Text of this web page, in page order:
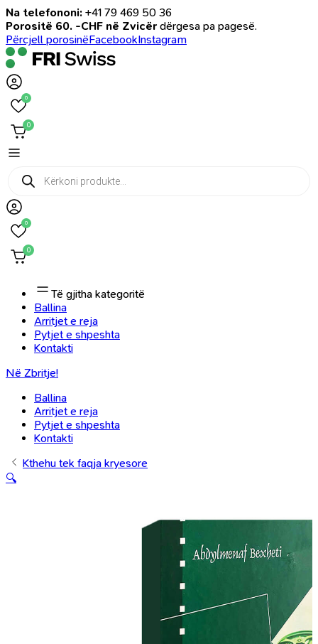
Na telefononi: +41 79 469 50 36
Porositë 60. -CHF në Zvicër dërgesa pa pagesë.
Përcjell porosinëFacebookInstagram
0
0
Products
search
0
0
Të gjitha kategoritë
Ballina
Arritjet e reja
Pytjet e shpeshta
Kontakti
Në Zbritje!
Ballina
Arritjet e reja
Pytjet e shpeshta
Kontakti
Kthehu tek faqja kryesore
🔍